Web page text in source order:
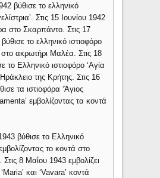
βύθισε το ελληνικό
Στις 15 Ιουνίου 1942
στο Σκαρπάντο. Στις 17
το ελληνικό ιστιοφόρο
στο ακρωτήρι Μαλέα. Στις 18
το Ελληνικό ιστιοφόρο ‘Αγία
της Κρήτης. Στις 16
τα ιστιοφόρα ‘Άγιος
εμβολίζοντας τα κοντά
βύθισε το Ελληνικό
το κοντά στο
Στις 8 Μαΐου 1943 εμβολίζει
και ‘Vavara’ κοντά